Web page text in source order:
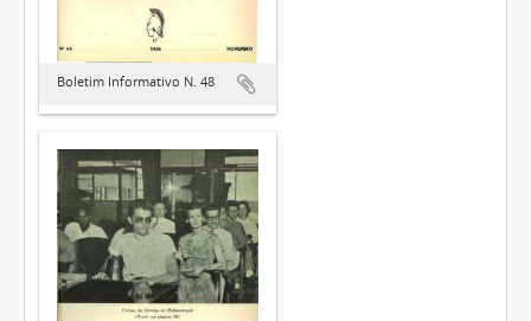
Boletim Informativo N. 48